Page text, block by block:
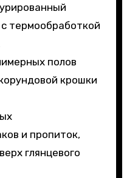
термообработкой
полов
крошки
и пропиток,
глянцевого